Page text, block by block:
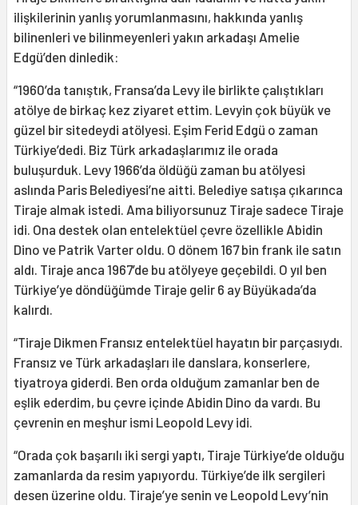
ilişkilerinin yanlış yorumlanmasını, hakkında yanlış
bilinenleri ve bilinmeyenleri yakın arkadaşı Amelie
Edgü’den dinledik:
“1960’da tanıştık, Fransa’da Levy ile birlikte çalıştıkları
atölye de birkaç kez ziyaret ettim. Levyin çok büyük ve
güzel bir sitedeydi atölyesi. Eşim Ferid Edgü o zaman
Türkiye’dedi. Biz Türk arkadaşlarımız ile orada
buluşurduk. Levy 1966’da öldüğü zaman bu atölyesi
aslında Paris Belediyesi’ne aitti. Belediye satışa çıkarınca
Tiraje almak istedi. Ama biliyorsunuz Tiraje sadece Tiraje
idi. Ona destek olan entelektüel çevre özellikle Abidin
Dino ve Patrik Varter oldu. O dönem 167 bin frank ile satın
aldı. Tiraje anca 1967’de bu atölyeye geçebildi. O yıl ben
Türkiye’ye döndüğümde Tiraje gelir 6 ay Büyükada’da
kalırdı.
“Tiraje Dikmen Fransız entelektüel hayatın bir parçasıydı.
Fransız ve Türk arkadaşları ile danslara, konserlere,
tiyatroya giderdi. Ben orda olduğum zamanlar ben de
eşlik ederdim, bu çevre içinde Abidin Dino da vardı. Bu
çevrenin en meşhur ismi Leopold Levy idi.
“Orada çok başarılı iki sergi yaptı, Tiraje Türkiye’de olduğu
zamanlarda da resim yapıyordu. Türkiye’de ilk sergileri
desen üzerine oldu. Tiraje’ye senin ve Leopold Levy’nin